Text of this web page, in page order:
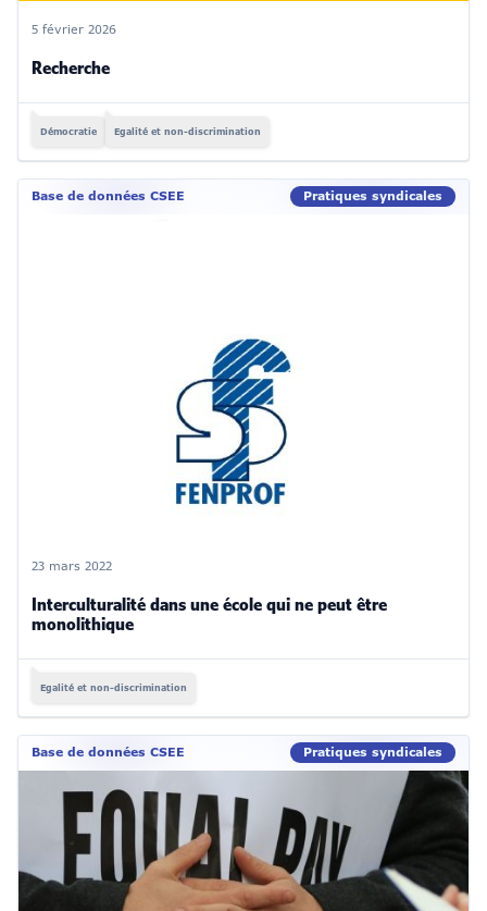
5 février 2026
Recherche
Démocratie Egalité et non-discrimination
Base de données CSEE Pratiques syndicales
23 mars 2022
Interculturalité dans une école qui ne peut être
monolithique
Egalité et non-discrimination
Base de données CSEE Pratiques syndicales